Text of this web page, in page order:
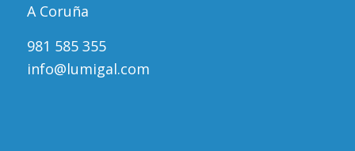
A Coruña
981 585 355
info@lumigal.com